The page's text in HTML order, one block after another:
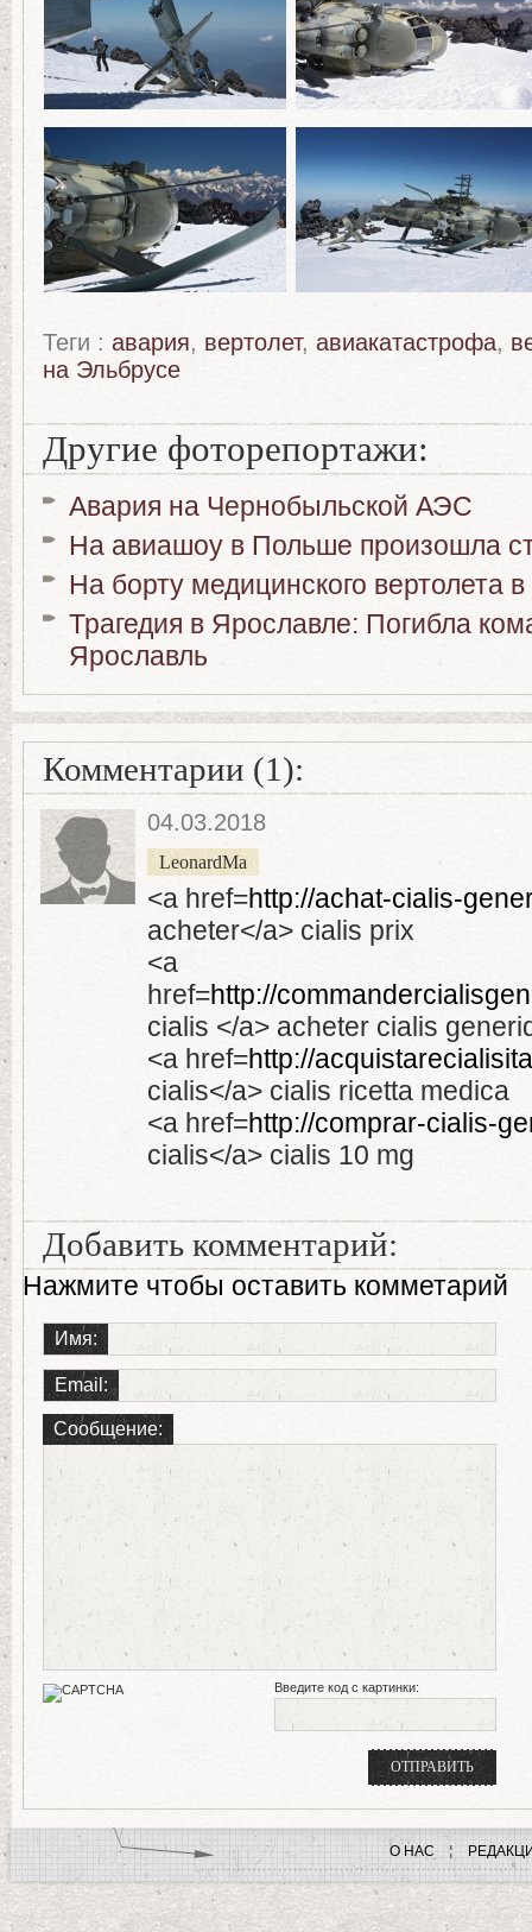
Теги : авария, вертолет, авиакатастрофа,
на Эльбрусе
Другие фоторепортажи:
Авария на Чернобыльской АЭС
На авиашоу в Польше произошла
На борту медицинского вертолета
Трагедия в Ярославле: Погибла
Ярославль
Комментарии (1):
04.03.2018
LeonardMa
<a href=http://achat-cialis-
acheter</a> cialis prix
<a
href=http://
cialis </a> acheter cialis
<a href=http://
cialis</a> cialis ricetta medica
<a href=http://comprar-cialis-
cialis</a> cialis 10 mg
Добавить комментарий:
Нажмите чтобы оставить комметарий
Имя:
Email:
Сообщение:
Введите код с картинки:
О НАС